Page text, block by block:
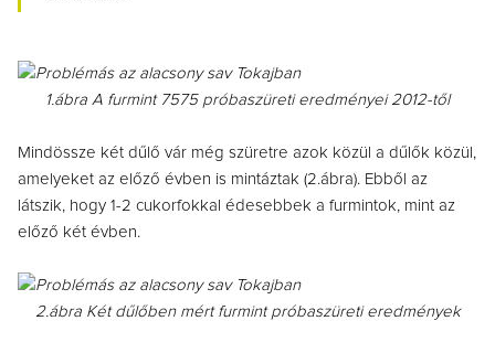
1.ábra A furmint 7575 próbaszüreti eredményei 2012-től
Mindössze két dűlő vár még szüretre azok közül a dűlők közül,
amelyeket az előző évben is mintáztak (2.ábra). Ebből az
látszik, hogy 1-2 cukorfokkal édesebbek a furmintok, mint az
előző két évben.
2.ábra Két dűlőben mért furmint próbaszüreti eredmények